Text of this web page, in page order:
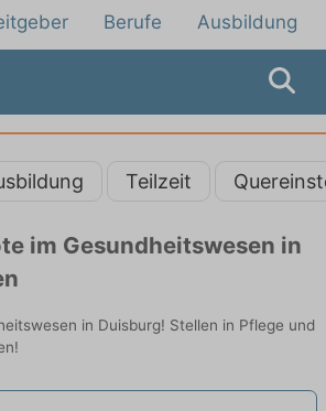
Berufe Ausbildung
Teilzeit
im Gesundheitswesen in
in Duisburg! Stellen in Pflege und